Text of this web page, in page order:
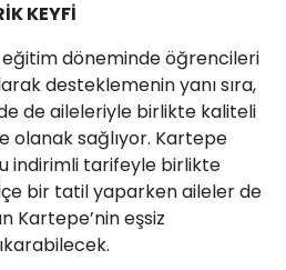
KEYFİ
eğitim döneminde öğrencileri
desteklemenin yanı sıra,
de aileleriyle birlikte kaliteli
olanak sağlıyor. Kartepe
indirimli tarifeyle birlikte
bir tatil yaparken aileler de
Kartepe’nin eşsiz